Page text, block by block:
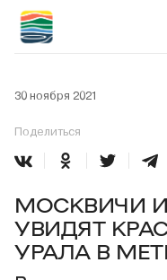
30 ноября 2021
Поделиться
МОСКВИЧИ
УВИДЯТ
УРАЛА В